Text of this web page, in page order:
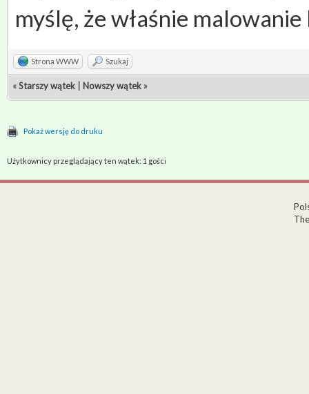
myślę, że właśnie
Strona WWW Szukaj
«Starszy wątek Nowszy wątek »
Pokaż wersję do druku
Użytkownicy przeglądający ten wątek: 1 gości